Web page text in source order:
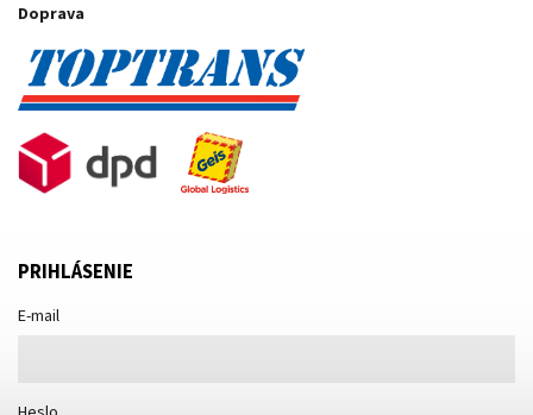
Doprava
PRIHLÁSENIE
E-mail